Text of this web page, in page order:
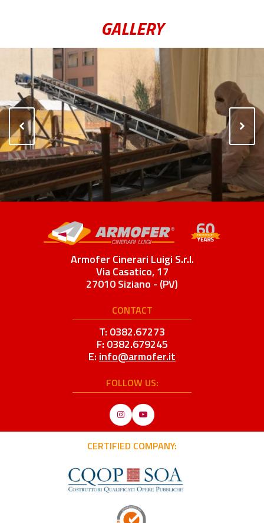
GALLERY
Previous
Slide
Next
Slide
Armofer Cinerari Luigi S.r.l.
Via Casatico, 17
27010 Siziano - (PV)
CONTACT
T: 0382.67273
F: 0382.679245
E: info@armofer.it
FOLLOW US:
InstagramYouTube
CERTIFIED COMPANY: